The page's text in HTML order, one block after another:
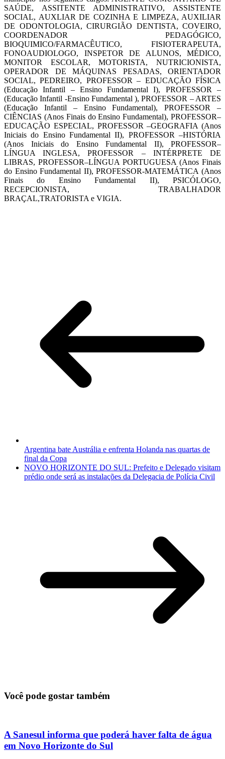
SAÚDE, ASSITENTE ADMINISTRATIVO, ASSISTENTE
SOCIAL, AUXLIAR DE COZINHA E LIMPEZA, AUXILIAR
DE ODONTOLOGIA, CIRURGIÃO DENTISTA, COVEIRO,
COORDENADOR PEDAGÓGICO,
BIOQUIMICO/FARMACÊUTICO, FISIOTERAPEUTA,
FONOAUDIOLOGO, INSPETOR DE ALUNOS, MÉDICO,
MONITOR ESCOLAR, MOTORISTA, NUTRICIONISTA,
OPERADOR DE MÁQUINAS PESADAS, ORIENTADOR
SOCIAL, PEDREIRO, PROFESSOR – EDUCAÇÃO FÍSICA
(Educação Infantil – Ensino Fundamental I), PROFESSOR –
(Educação Infantil -Ensino Fundamental ), PROFESSOR – ARTES
(Educação Infantil – Ensino Fundamental), PROFESSOR –
CIÊNCIAS (Anos Finais do Ensino Fundamental), PROFESSOR–
EDUCAÇÃO ESPECIAL, PROFESSOR –GEOGRAFIA (Anos
Iniciais do Ensino Fundamental II), PROFESSOR –HISTÓRIA
(Anos Iniciais do Ensino Fundamental II), PROFESSOR–
LÍNGUA INGLESA, PROFESSOR – INTÉRPRETE DE
LIBRAS, PROFESSOR–LÍNGUA PORTUGUESA (Anos Finais
do Ensino Fundamental II), PROFESSOR-MATEMÁTICA (Anos
Finais do Ensino Fundamental II), PSICÓLOGO,
RECEPCIONISTA, TRABALHADOR
BRAÇAL,TRATORISTA e VIGIA.
Argentina bate Austrália e enfrenta Holanda nas quartas de
final da Copa
NOVO HORIZONTE DO SUL: Prefeito e Delegado visitam
prédio onde será as instalações da Delegacia de Polícia Civil
Você pode gostar também
A Sanesul informa que poderá haver falta de água
em Novo Horizonte do Sul